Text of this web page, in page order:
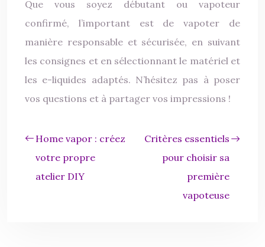
Que vous soyez débutant ou vapoteur
confirmé, l’important est de vapoter de
manière responsable et sécurisée, en suivant
les consignes et en sélectionnant le matériel et
les e-liquides adaptés. N’hésitez pas à poser
vos questions et à partager vos impressions !
Home vapor : créez
votre propre
atelier DIY
Critères essentiels
pour choisir sa
première
vapoteuse